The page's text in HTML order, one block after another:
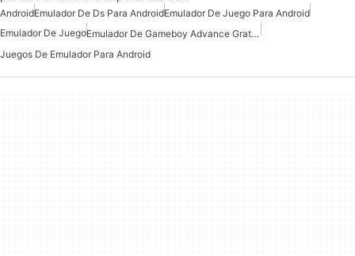
AndroidEmulador De Ds Para AndroidEmulador De Juego Para Android
Emulador De Juego
Emulador De Gameboy Advance Gratuito Para Android
Juegos De Emulador Para Android